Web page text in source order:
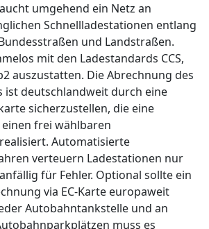
umgehend ein Netz an
Schnellladestationen entlang
und Landstraßen.
mit den Ladestandards CCS,
auszustatten. Die Abrechnung des
ist deutschlandweit durch eine
sicherzustellen, die eine
frei wählbaren
Automatisierte
verteuern Ladestationen nur
für Fehler. Optional sollte ein
via EC-Karte europaweit
Autobahntankstelle und an
muss es